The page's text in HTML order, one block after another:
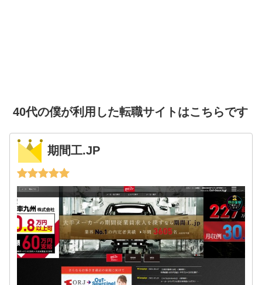
40代の僕が利用した転職サイトはこちらです
期間工.JP